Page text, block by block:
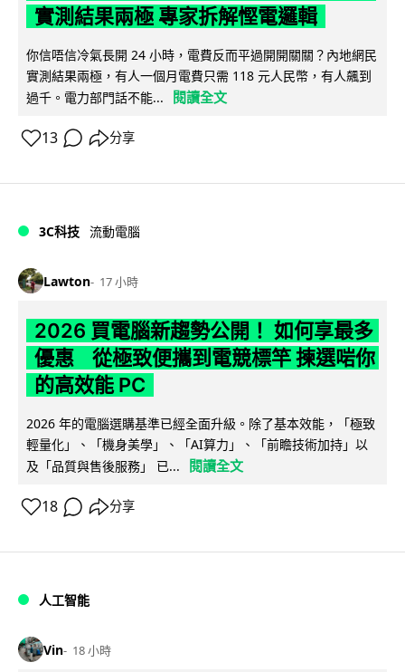
實測結果兩極 專家拆解慳電邏輯
你信唔信冷氣長開 24 小時，電費反而平過開開關關？內地網民
實測結果兩極，有人一個月電費只需 118 元人民幣，有人飆到
過千。電力部門話不能...
閱讀全文
13 分享
3C科技 流動電腦
Lawton 17 小時
2026 買電腦新趨勢公開！ 如何享最多
優惠 從極致便攜到電競標竿 揀選啱你
的高效能 PC
2026 年的電腦選購基準已經全面升級。除了基本效能，「極致
輕量化」、「機身美學」、「AI算力」、「前瞻技術加持」以
及「品質與售後服務」 已...
閱讀全文
18 分享
人工智能
Vin 18 小時